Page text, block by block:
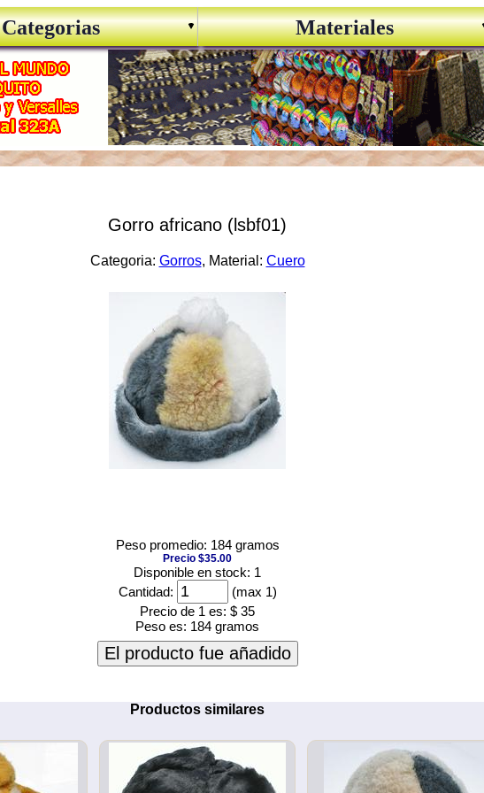
Categorias Materiales
Gorro africano (lsbf01)
Categoria: Gorros, Material: Cuero
Peso promedio: 184 gramos
Precio $35.00
Disponible en stock: 1
Cantidad:
(max 1)
Precio de 1 es: $ 35
Peso es: 184 gramos
El producto fue añadido
Productos similares